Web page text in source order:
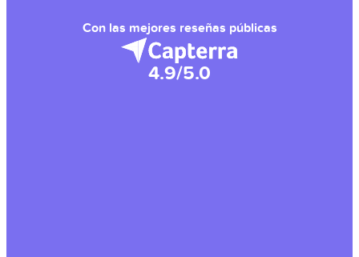
Con las mejores reseñas públicas
4.9/5.0